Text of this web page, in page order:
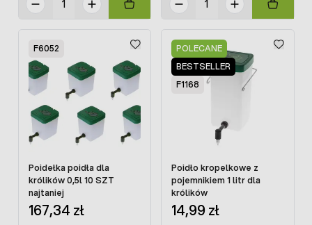
F6052
Poidełka poidła dla
królików 0,5l 10 SZT
najtaniej
167,34 zł
POLECANE
BESTSELLER
F1168
Poidło kropelkowe z
pojemnikiem 1 litr dla
królików
14,99 zł